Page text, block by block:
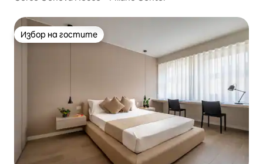
Избор на гостите
Избор на гостите